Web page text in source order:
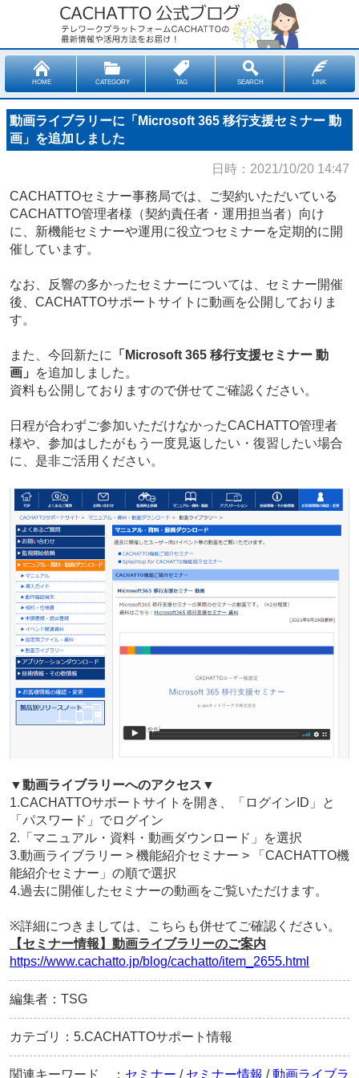
HOME CATEGORY TAG SEARCH LINK
動画ライブラリーに「Microsoft 365 移行支援セミナー 動
画」を追加しました
日時：2021/10/20 14:47
CACHATTOセミナー事務局では、ご契約いただいている
CACHATTO管理者様（契約責任者・運用担当者）向け
に、新機能セミナーや運用に役立つセミナーを定期的に開
催しています。
なお、反響の多かったセミナーについては、セミナー開催
後、CACHATTOサポートサイトに動画を公開しておりま
す。
また、今回新たに
「Microsoft 365 移行支援セミナー 動
画」
を追加しました。
資料も公開しておりますので併せてご確認ください。
日程が合わずご参加いただけなかったCACHATTO管理者
様や、参加はしたがもう一度見返したい・復習したい場合
に、是非ご活用ください。
▼動画ライブラリーへのアクセス▼
1.CACHATTOサポートサイトを開き、「ログインID」と
「パスワード」でログイン
2.「マニュアル・資料・動画ダウンロード」を選択
3.動画ライブラリー > 機能紹介セミナー > 「CACHATTO機
能紹介セミナー」の順で選択
4.過去に開催したセミナーの動画をご覧いただけます。
※詳細につきましては、こちらも併せてご確認ください。
【セミナー情報】動画ライブラリーのご案内
https://www.cachatto.jp/blog/cachatto/item_2655.html
編集者：TSG
カテゴリ：5.CACHATTOサポート情報
関連キーワード ： セミナー / セミナー情報 /動画ライブラ